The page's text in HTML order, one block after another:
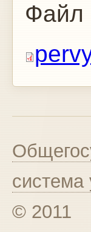
Файл
система
© 2011